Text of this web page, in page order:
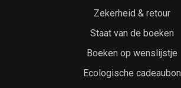
Zekerheid & retour
Staat van de boeken
Boeken op wenslijstje
Ecologische cadeaubon